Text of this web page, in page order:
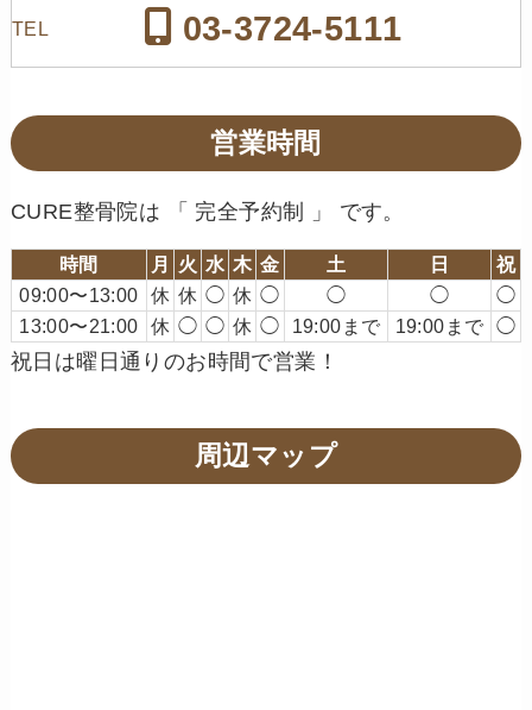
TEL 03-3724-5111
営業時間
CURE整骨院は 「 完全予約制 」 です。
時間 月 火 水 木 金 土 日
祝
09:00〜13:00
休 休 ◯ 休 ◯ ◯ ◯
◯
13:00〜21:00
休 ◯ ◯ 休 ◯ 19:00まで 19:00まで ◯
祝日は曜日通りのお時間で営業！
周辺マップ